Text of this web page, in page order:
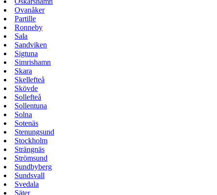
Ovanåker
Partille
Ronneby
Sala
Sandviken
Sigtuna
Simrishamn
Skara
Skellefteå
Skövde
Sollefteå
Sollentuna
Solna
Sotenäs
Stenungsund
Stockholm
Strängnäs
Strömsund
Sundbyberg
Sundsvall
Svedala
Säter